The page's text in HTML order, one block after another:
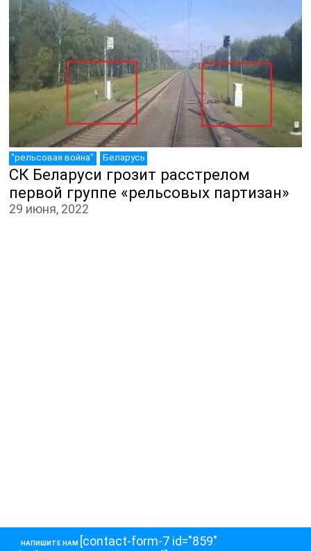
ЛИЦА КАНАЛА
"рельсовая война" Беларусь
СК Беларуси грозит расстрелом
первой группе «рельсовых партизан»
29 июня, 2022
НАПИШИТЕ НАМ [contact-form-7 id="859"